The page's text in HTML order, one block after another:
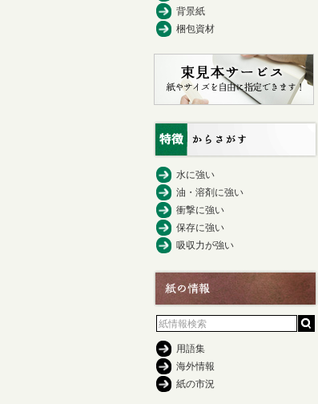
背景紙
梱包資材
水に強い
油・溶剤に強い
衝撃に強い
保存に強い
吸収力が強い
用語集
海外情報
紙の市況